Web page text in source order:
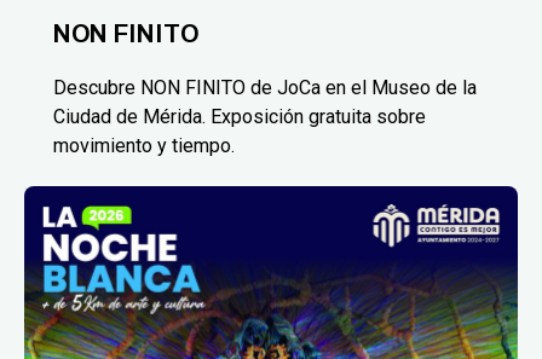
NON FINITO
Descubre NON FINITO de JoCa en el Museo de la
Ciudad de Mérida. Exposición gratuita sobre
movimiento y tiempo.